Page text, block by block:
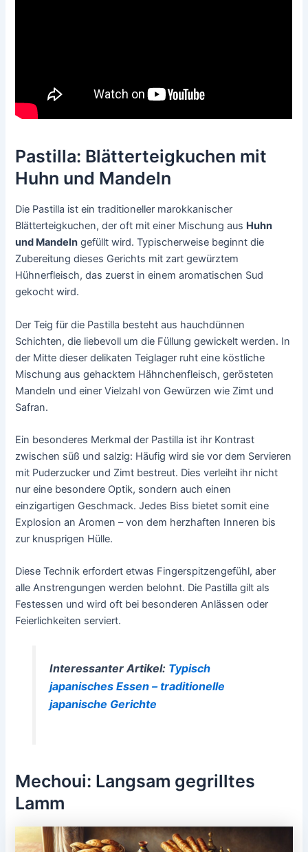
Pastilla: Blätterteigkuchen mit
Huhn und Mandeln
Die Pastilla ist ein traditioneller marokkanischer
Blätterteigkuchen, der oft mit einer Mischung aus Huhn
und Mandeln gefüllt wird. Typischerweise beginnt die
Zubereitung dieses Gerichts mit zart gewürztem
Hühnerfleisch, das zuerst in einem aromatischen Sud
gekocht wird.
Der Teig für die Pastilla besteht aus hauchdünnen
Schichten, die liebevoll um die Füllung gewickelt werden. In
der Mitte dieser delikaten Teiglager ruht eine köstliche
Mischung aus gehacktem Hähnchenfleisch, gerösteten
Mandeln und einer Vielzahl von Gewürzen wie Zimt und
Safran.
Ein besonderes Merkmal der Pastilla ist ihr Kontrast
zwischen süß und salzig: Häufig wird sie vor dem Servieren
mit Puderzucker und Zimt bestreut. Dies verleiht ihr nicht
nur eine besondere Optik, sondern auch einen
einzigartigen Geschmack. Jedes Biss bietet somit eine
Explosion an Aromen – von dem herzhaften Inneren bis
zur knusprigen Hülle.
Diese Technik erfordert etwas Fingerspitzengefühl, aber
alle Anstrengungen werden belohnt. Die Pastilla gilt als
Festessen und wird oft bei besonderen Anlässen oder
Feierlichkeiten serviert.
Interessanter Artikel: Typisch
japanisches Essen – traditionelle
japanische Gerichte
Mechoui: Langsam gegrilltes
Lamm